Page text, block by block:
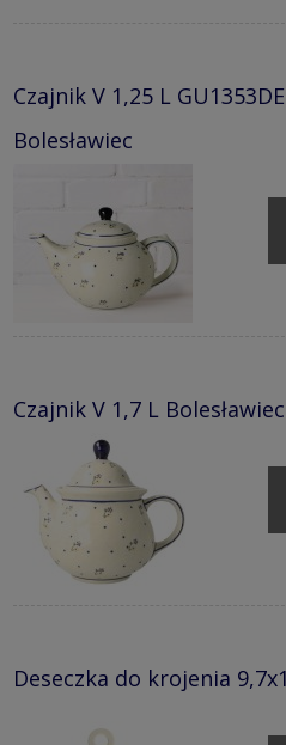
Czajnik V 1,25 L
Bolesławiec
Czajnik V 1,7 L
Deseczka do krojenia